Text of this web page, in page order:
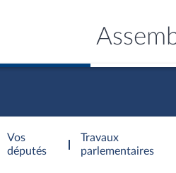
Vos
députés
Travaux
parlementaires